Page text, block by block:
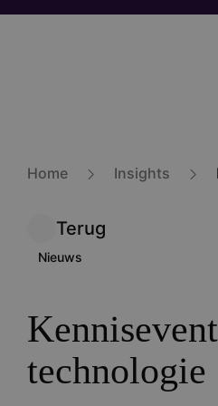
Overslaan
Home Insights
Terug
Nieuws
technologie